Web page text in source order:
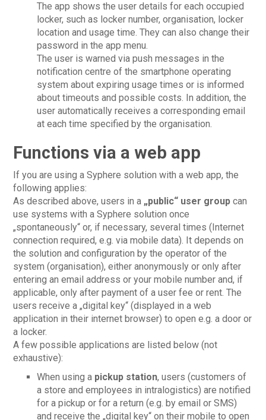
The app shows the user details for each occupied
locker, such as locker number, organisation, locker
location and usage time. They can also change their
password in the app menu.
The user is warned via push messages in the
notification centre of the smartphone operating
system about expiring usage times or is informed
about timeouts and possible costs. In addition, the
user automatically receives a corresponding email
at each time specified by the organisation.
Functions via a web app
If you are using a Syphere solution with a web app, the
following applies:
As described above, users in a „public“ user groupcan
use systems with a Syphere solution once
„spontaneously“ or, if necessary, several times (Internet
connection required, e.g. via mobile data). It depends on
the solution and configuration by the operator of the
system (organisation), either anonymously or only after
entering an email address or your mobile number and, if
applicable, only after payment of a user fee or rent. The
users receive a „digital key“ (displayed in a web
application in their internet browser) to open e.g. a door or
a locker.
A few possible applications are listed below (not
exhaustive):
When using a pickup station, users (customers of
a store and employees in intralogistics) are notified
for a pickup or for a return (e.g. by email or SMS)
and receive the „digital key“ on their mobile to open